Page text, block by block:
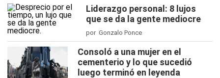
Liderazgo personal: 8 lujos
que se da la gente mediocre
por Gonzalo Ponce
Consoló a una mujer en el
cementerio y lo que sucedió
luego terminó en leyenda